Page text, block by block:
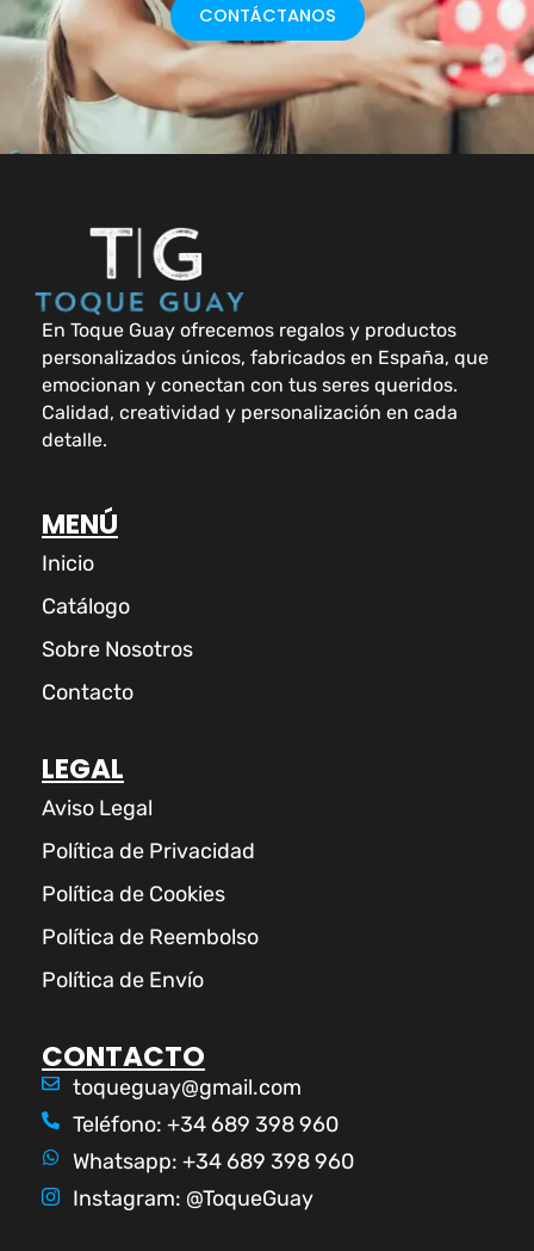
CONTÁCTANOS
En Toque Guay ofrecemos regalos y productos
personalizados únicos, fabricados en España, que
emocionan y conectan con tus seres queridos.
Calidad, creatividad y personalización en cada
detalle.
MENÚ
Inicio
Catálogo
Sobre Nosotros
Contacto
LEGAL
Aviso Legal
Política de Privacidad
Política de Cookies
Política de Reembolso
Política de Envío
CONTACTO
toqueguay@gmail.com
Teléfono: +34 689 398 960
Whatsapp: +34 689 398 960
Instagram: @ToqueGuay